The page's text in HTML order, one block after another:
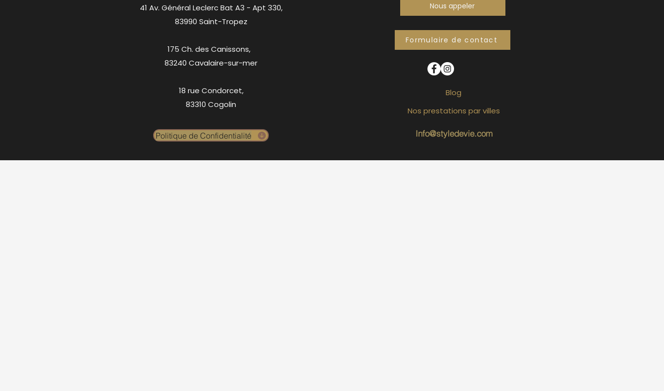
41 Av. Général Leclerc Bat A3 - Apt 330,
83990 Saint-Tropez
175 Ch. des Canissons,
83240 Cavalaire-sur-mer
18 rue Condorcet,
83310 Cogolin
Politique de Confidentialité
Nous appeler
Formulaire de contact
Blog
Info@styledevie.com
Nos prestations par villes